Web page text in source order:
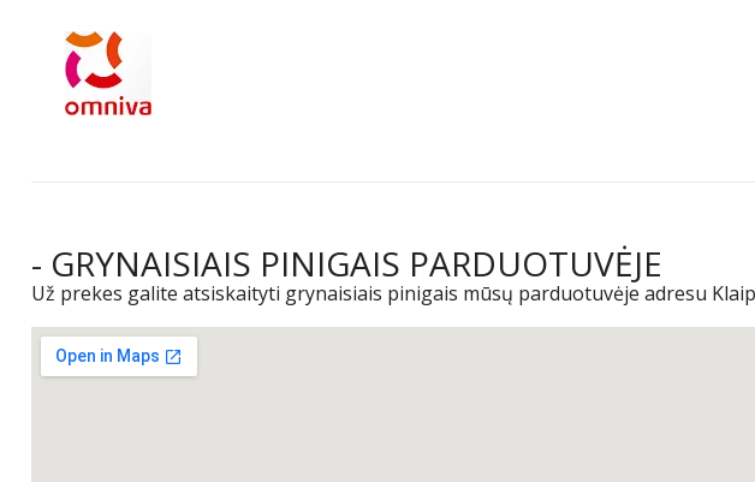
- GRYNAISIAIS PINIGAIS PARDUOTUVĖJE
Už prekes galite atsiskaityti grynaisiais pinigais mūsų parduotuvėje adresu